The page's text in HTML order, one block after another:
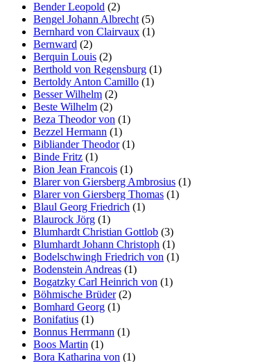
Bender Leopold (2)
Bengel Johann Albrecht (5)
Bernhard von Clairvaux (1)
Bernward (2)
Berquin Louis (2)
Berthold von Regensburg (1)
Bertoldy Anton Camillo (1)
Besser Wilhelm (2)
Beste Wilhelm (2)
Beza Theodor von (1)
Bezzel Hermann (1)
Bibliander Theodor(1)
Binde Fritz (1)
Bion Jean Francois (1)
Blarer von Giersberg Ambrosius (1)
Blarer von Giersberg Thomas (1)
Blaul Georg Friedrich (1)
Blaurock Jörg (1)
Blumhardt Christian Gottlob (3)
Blumhardt Johann Christoph (1)
Bodelschwingh Friedrich von (1)
Bodenstein Andreas (1)
Bogatzky Carl Heinrich von (1)
Böhmische Brüder(2)
Bomhard Georg (1)
Bonifatius (1)
Bonnus Herrmann (1)
Boos Martin (1)
Bora Katharina von (1)